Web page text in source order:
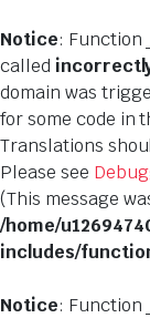
Notice:
called
domain was
for some code in
Translations
Please see
(This message
/home/
includes/
Notice: